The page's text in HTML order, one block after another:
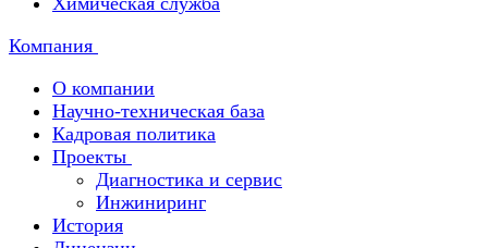
Компания
О компании
Научно-техническая база
Кадровая политика
Проекты
Диагностика и сервис
Инжиниринг
История